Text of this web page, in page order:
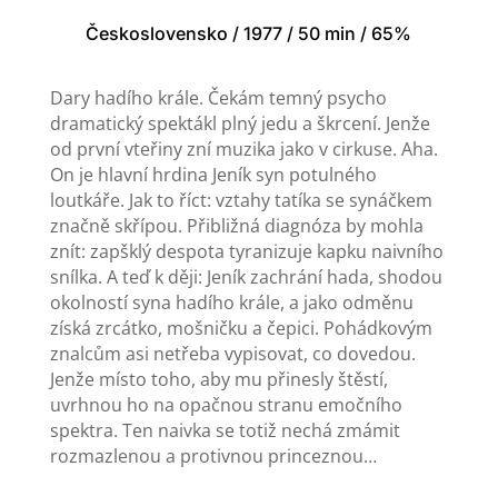
Československo / 1977 / 50 min / 65%
Dary hadího krále. Čekám temný psycho
dramatický spektákl plný jedu a škrcení. Jenže
od první vteřiny zní muzika jako v cirkuse. Aha.
On je hlavní hrdina Jeník syn potulného
loutkáře. Jak to říct: vztahy tatíka se synáčkem
značně skřípou. Přibližná diagnóza by mohla
znít: zapšklý despota tyranizuje kapku naivního
snílka. A teď k ději: Jeník zachrání hada, shodou
okolností syna hadího krále, a jako odměnu
získá zrcátko, mošničku a čepici. Pohádkovým
znalcům asi netřeba vypisovat, co dovedou.
Jenže místo toho, aby mu přinesly štěstí,
uvrhnou ho na opačnou stranu emočního
spektra. Ten naivka se totiž nechá zmámit
rozmazlenou a protivnou princeznou…